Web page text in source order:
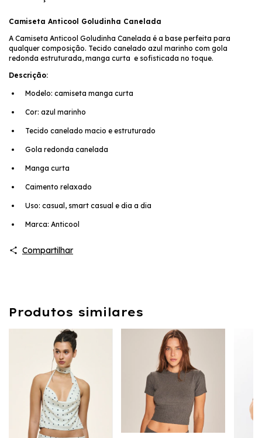
Camiseta Anticool Goludinha Canelada
A Camiseta Anticool Goludinha Canelada é a base perfeita para
qualquer composição. Tecido canelado azul marinho com gola
redonda estruturada, manga curta e sofisticada no toque.
Descrição:
Modelo: camiseta manga curta
Cor: azul marinho
Tecido canelado macio e estruturado
Gola redonda canelada
Manga curta
Caimento relaxado
Uso: casual, smart casual e dia a dia
Marca: Anticool
Compartilhar
Produtos similares